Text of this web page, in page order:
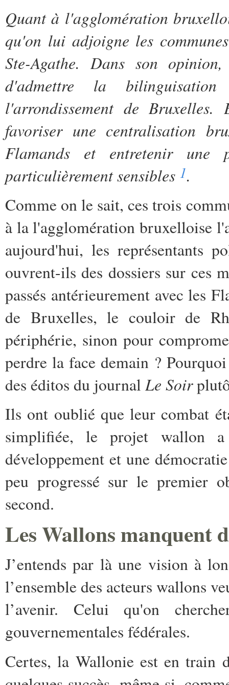
Quant à l'agglomération
qu'on lui adjoigne les
Ste-Agathe. Dans son
d'admettre la bilinguisation
l'arrondissement de
favoriser une centralisation
Flamands et entretenir
particulièrement sensibles 1.
Comme on le sait, ces trois
à la l'agglomération bruxelloise
aujourd'hui, les représentants
ouvrent-ils des dossiers sur ces
passés antérieurement avec les
de Bruxelles, le couloir de
périphérie, sinon pour
perdre la face demain ?
des éditos du journalLe Soir
Ils ont oublié que leur combat
simplifiée, le projet wallon
développement et une
peu progressé sur le premier
second.
Les Wallons manquent
J’entends par là une vision à
l’ensemble des acteurs wallons
l’avenir. Celui qu'on
gouvernementales fédérales.
Certes, la Wallonie est en train